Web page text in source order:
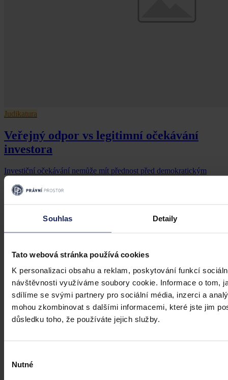
Souhlas Detaily
Tato webová stránka používá cookies
K personalizaci obsahu a reklam, poskytování funkcí
návštěvnosti využíváme soubory cookie. Informace o tom,
sdílíme se svými partnery pro sociální média, inzerci a
mohou zkombinovat s dalšími informacemi, které jste jim
důsledku toho, že používáte jejich služby.
souhlasu
Nutné
Judikatura
Veřejný odpor vs legitimní očekávání
investora
Investiční očekávání nemůže mít přednost před demokratickým
výkonem samosprávy
Mgr. Martin Eliášek •